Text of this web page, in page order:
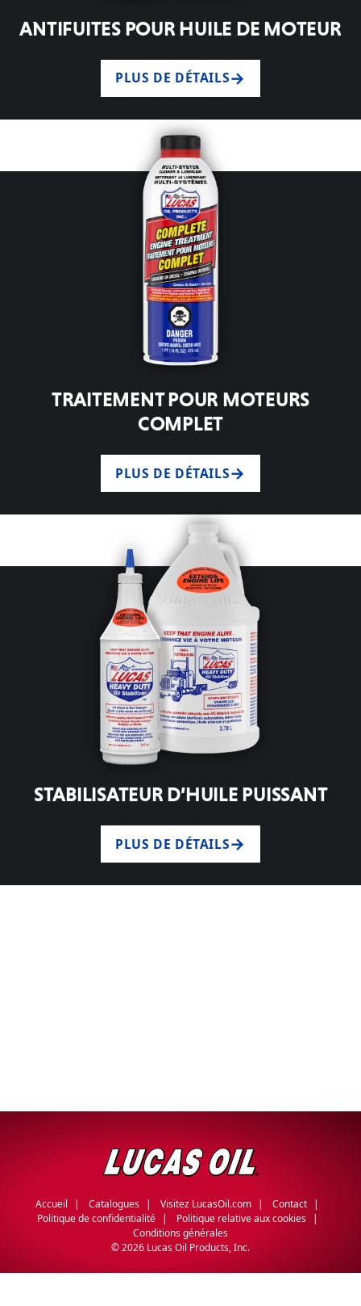
ANTIFUITES POUR HUILE DE MOTEUR
PLUS DE DÉTAILS
TRAITEMENT POUR MOTEURS
COMPLET
PLUS DE DÉTAILS
STABILISATEUR D’HUILE PUISSANT
PLUS DE DÉTAILS
Accueil Catalogues Visitez LucasOil.com
Contact
Politique de confidentialité
Politique relative aux cookies
Conditions générales
©2026 Lucas Oil Products, Inc.